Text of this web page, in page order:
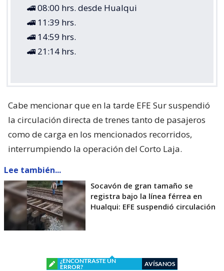
🚄 08:00 hrs. desde Hualqui
🚄 11:39 hrs.
🚄 14:59 hrs.
🚄 21:14 hrs.
Cabe mencionar que en la tarde EFE Sur suspendió
la circulación directa de trenes tanto de pasajeros
como de carga en los mencionados recorridos,
interrumpiendo la operación del Corto Laja.
Lee también...
Socavón de gran tamaño se
registra bajo la línea férrea en
Hualqui: EFE suspendió circulación
¿ENCONTRASTE UN
ERROR?
AVÍSANOS